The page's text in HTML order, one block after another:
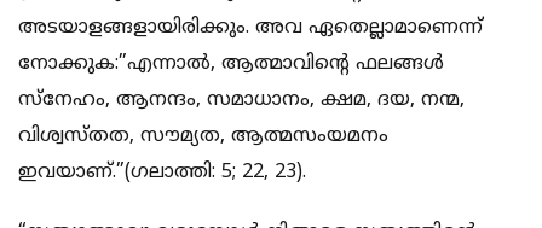
അടയാളങ്ങളായിരിക്കും. അവ ഏതെല്ലാമാണെന്ന്
നോക്കുക:”എന്നാല്‍, ആത്മാവിന്റെ ഫലങ്ങള്‍
സ്‌നേഹം, ആനന്ദം, സമാധാനം, ക്ഷമ, ദയ, നന്മ,
വിശ്വസ്തത, സൗമ്യത, ആത്മസംയമനം
ഇവയാണ്.”(ഗലാത്തി: 5; 22, 23).